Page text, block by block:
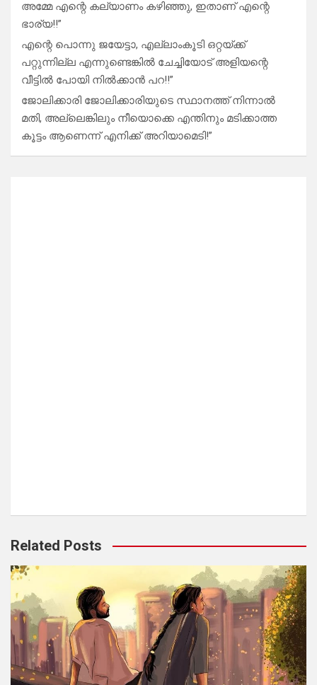
അമ്മേ എന്റെ കല്യാണം കഴിഞ്ഞു, ഇതാണ് എന്റെ
ഭാര്യ!!”
എന്റെ പൊന്നു ജയേട്ടാ, എല്ലാംകൂടി ഒറ്റയ്ക്ക്
പറ്റുന്നില്ല എന്നുണ്ടെങ്കിൽ ചേച്ചിയോട് അളിയന്റെ
വീട്ടിൽ പോയി നിൽക്കാൻ പറ!!”
ജോലിക്കാരി ജോലിക്കാരിയുടെ സ്ഥാനത്ത് നിന്നാൽ
മതി, അല്ലെങ്കിലും നീയൊക്കെ എന്തിനും മടിക്കാത്ത
കൂട്ടം ആണെന്ന് എനിക്ക് അറിയാമെടി!”
Related Posts